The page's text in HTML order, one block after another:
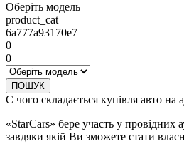
Оберіть модель
product_cat
6a777a93170e7
0
0
ПОШУК
С чого складається купівля авто
«StarCars» бере участь у
завдяки якій Ви зможете стати